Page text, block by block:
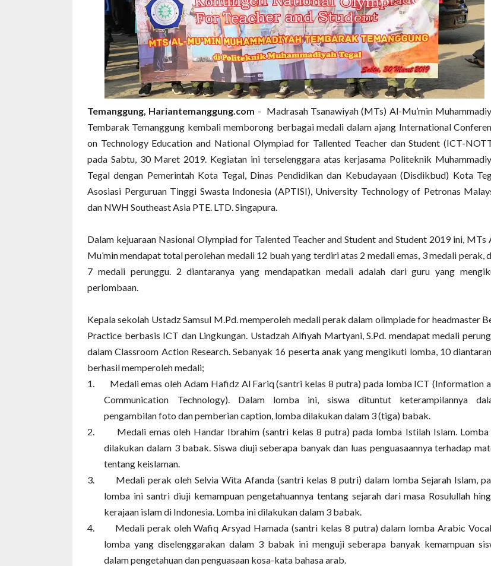
Temanggung, Hariantemanggung.com - Madrasah Tsanawiyah (MTs) Al-Mu’min
Tembarak Temanggung kembali memborong berbagai medali dalam ajang International
on Technology Education and National Olympiad for Tallented Teacher dan Student (ICT-
pada Sabtu, 30 Maret 2019. Kegiatan ini terselenggara atas kerjasama Politeknik
Tegal dengan Pemerintah Kota Tegal, Dinas Pendidikan dan Kebudayaan (Disdikbud) Kota
Asosiasi Perguruan Tinggi Swasta Indonesia (APTISI), University Technology of Petronas
dan NWH Southeast Asia PTE. LTD. Singapura.
Dalam kejuaraan Nasional Olympiad for Talented Teacher and Student and Student 2019 ini, MTs
Mu’min mendapat total perolehan medali 12 buah yang terdiri atas 2 medali emas, 3 medali perak,
7 medali perunggu. 2 diantaranya yang mendapatkan medali adalah dari guru yang
perlombaan.
Kepala sekolah Ustadz Samsul M.Pd. memperoleh medali perak dalam olimpiade for headmaster
Practice berbasis ICT dan Lingkungan. Ustadzah Alfiyah Martyani, S.Pd. mendapat medali
dalam Classroom Action Research. Sebanyak 16 peserta anak yang mengikuti lomba, 10
berhasil memperoleh medali;
1.
Medali emas oleh Adam Hafidz Al Fariq (santri kelas 8 putra) pada lomba ICT(Information
Communication Technology). Dalam lomba ini, siswa dituntut keterampilannya
pengambilan foto dan pemberian caption, lomba dilakukan dalam 3 (tiga) babak.
2.
Medali emas oleh Handar Ibrahim(santri kelas 8 putra)pada lomba Istilah Islam. Lomba
dilakukan dalam 3 babak. Siswa diuji seberapa banyak dan luas penguasaannya terhadap
tentang keislaman.
3.
Medali perak oleh Selvia Wita Afanda (santri kelas 8 putri) dalam lomba Sejarah Islam,
lomba ini santri diuji kemampuan pengetahuannya tentang sejarah dari masa Rosulullah
kerajaan islam di Indonesia. Lomba ini dilakukan dalam 3 babak.
4.
Medali perak oleh Wafiq Arsyad Hamada (santri kelas 8 putra)dalam lomba Arabic
lomba yang diselenggarakan dalam 3 babak ini menguji seberapa banyak kemampuan
dalam pengetahuan dan penguasaan kosa-kata bahasa arab.